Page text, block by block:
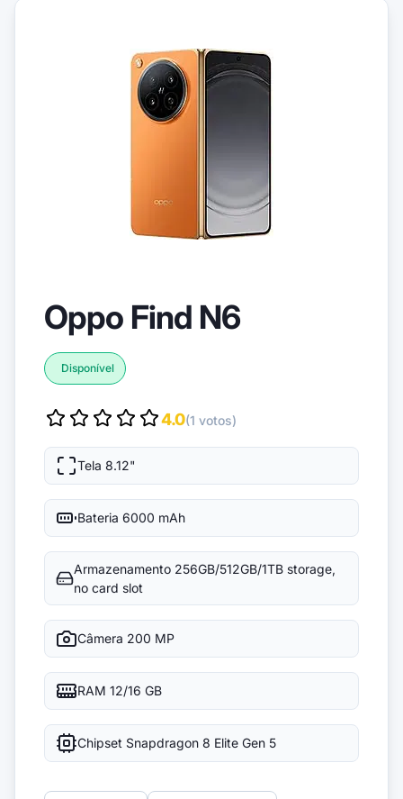
Oppo Find N6
Disponível
4.0(1 votos)
Tela 8.12"
Bateria 6000 mAh
Armazenamento 256GB/512GB/1TB storage,
no card slot
Câmera 200 MP
RAM 12/16 GB
Chipset Snapdragon 8 Elite Gen 5